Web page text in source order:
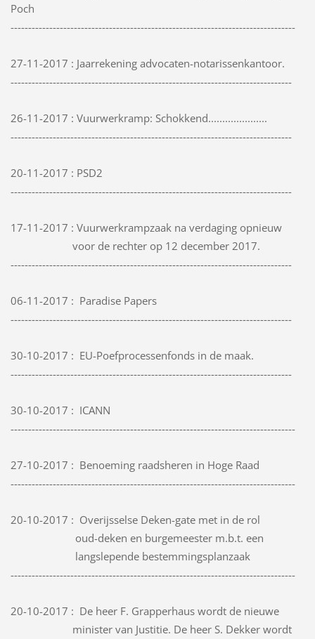
Poch
---------------------------------------------------------------------------------
27-11-2017 : Jaarrekening advocaten-notarissenkantoor.
--------------------------------------------------------------------------------
26-11-2017 : Vuurwerkramp: Schokkend.....................
--------------------------------------------------------------------------------
20-11-2017 : PSD2
--------------------------------------------------------------------------------
17-11-2017 : Vuurwerkrampzaak na verdaging opnieuw
voor de rechter op 12 december 2017.
--------------------------------------------------------------------------------
06-11-2017 : Paradise Papers
--------------------------------------------------------------------------------
30-10-2017 : EU-Poefprocessenfonds in de maak.
--------------------------------------------------------------------------------
30-10-2017 : ICANN
---------------------------------------------------------------------------------
27-10-2017 : Benoeming raadsheren in Hoge Raad
---------------------------------------------------------------------------------
20-10-2017 : Overijsselse Deken-gate met in de rol
oud-deken en burgemeester m.b.t. een
langslepende bestemmingsplanzaak
---------------------------------------------------------------------------------
20-10-2017 : De heer F. Grapperhaus wordt de nieuwe
minister van Justitie. De heer S. Dekker wordt